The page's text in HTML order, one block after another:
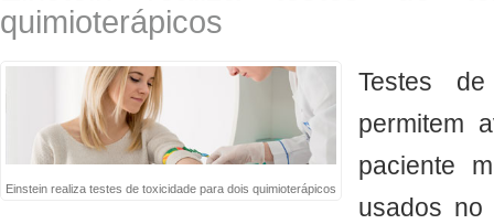
quimioterápicos
Einstein realiza testes de toxicidade para dois quimioterápicos
Testes de
permitem
paciente
usados no